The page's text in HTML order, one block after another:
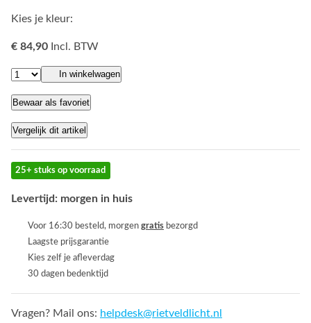
Kies je kleur:
€ 84,90 Incl. BTW
In winkelwagen
Bewaar als favoriet
Vergelijk dit artikel
25+ stuks op voorraad
Levertijd: morgen in huis
Voor 16:30 besteld, morgen gratis bezorgd
Laagste prijsgarantie
Kies zelf je afleverdag
30 dagen bedenktijd
Vragen? Mail ons: helpdesk@rietveldlicht.nl